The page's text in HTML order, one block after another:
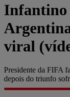
Infantino
viral
Presidente da FIFA
depois do triunfo